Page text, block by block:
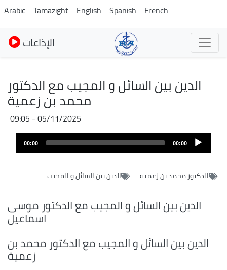
Pasar
al
contenido
principal
Arabic Tamazight English Spanish French
الإذاعات
الدين بين السائل و المجيب مع الدكتور
محمد بن زعمية
05/11/2025 - 09:05
00:00
00:00
الدكتور محمد بن زعمية الدين بين السائل و المجيب
الدين بين السائل و المجيب مع الدكتور موسى
اسماعيل
الدين بين السائل و المجيب مع الدكتور محمد بن
زعمية